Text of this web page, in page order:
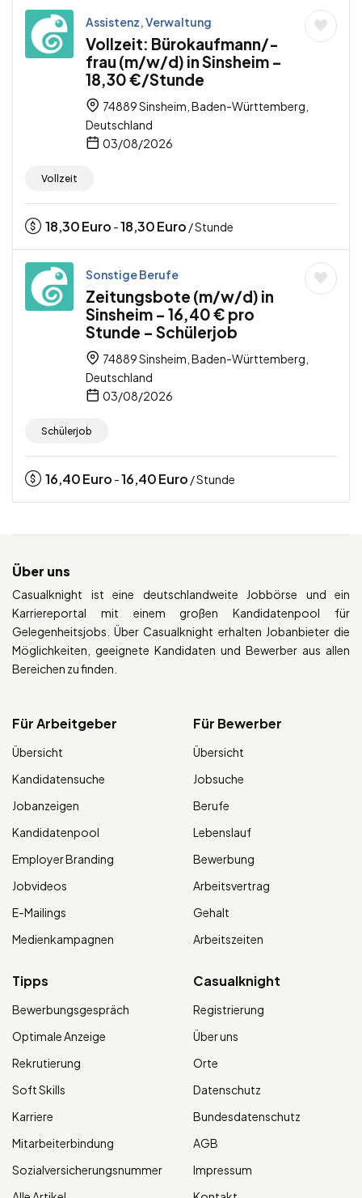
Assistenz, Verwaltung
Vollzeit: Bürokaufmann/-
frau (m/w/d) in Sinsheim –
18,30 €/Stunde
74889 Sinsheim, Baden-Württemberg,
Deutschland
03/08/2026
Vollzeit
18,30Euro -18,30Euro / Stunde
Sonstige Berufe
Zeitungsbote (m/w/d) in
Sinsheim – 16,40 € pro
Stunde – Schülerjob
74889 Sinsheim, Baden-Württemberg,
Deutschland
03/08/2026
Schülerjob
16,40Euro -16,40Euro / Stunde
Über uns
Casualknight ist eine deutschlandweite Jobbörse und ein
Karriereportal mit einem großen Kandidatenpool für
Gelegenheitsjobs. Über Casualknight erhalten Jobanbieter die
Möglichkeiten, geeignete Kandidaten und Bewerber aus allen
Bereichen zu finden.
Für Arbeitgeber
Übersicht
Kandidatensuche
Jobanzeigen
Kandidatenpool
Employer Branding
Jobvideos
E-Mailings
Medienkampagnen
Für Bewerber
Übersicht
Jobsuche
Berufe
Lebenslauf
Bewerbung
Arbeitsvertrag
Gehalt
Arbeitszeiten
Tipps
Bewerbungsgespräch
Optimale Anzeige
Rekrutierung
Soft Skills
Karriere
Mitarbeiterbindung
Sozialversicherungsnummer
Casualknight
Registrierung
Über uns
Orte
Datenschutz
Bundesdatenschutz
AGB
Impressum